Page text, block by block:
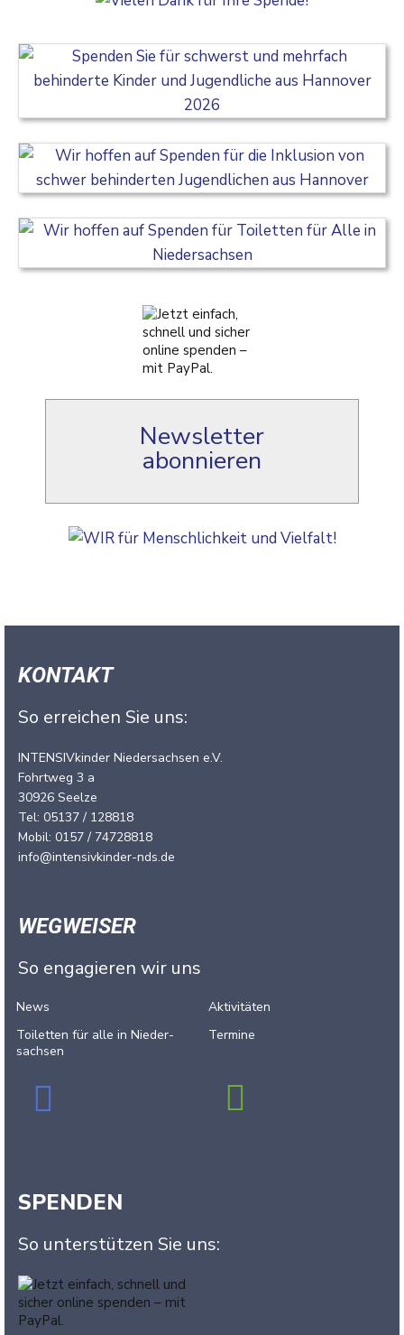
Newsletter
abonnieren
KONTAKT
So erreichen Sie uns:
INTENSIVkinder Niedersachsen e.V.
Fohrtweg 3 a
30926 Seelze
Tel: 05137 / 128818
Mobil: 0157 / 74728818
info@intensivkinder-nds.de
WEGWEISER
So engagieren wir uns
News
Toiletten für alle in Nieder­
sachsen
Aktivitäten
Termine
SPENDEN
So unterstützen Sie uns: